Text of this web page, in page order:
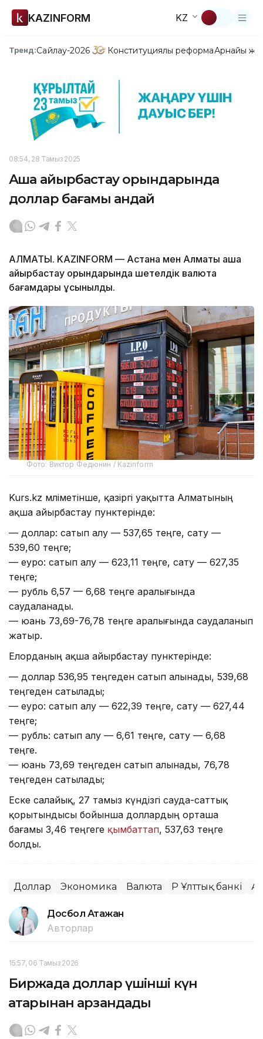
KAZINFORM KZ
Тренд:Сайлау-2026 Конституциялық реформаАрнайы
08:54, 28 Тамыз 2025
Ақша айырбастау орындарында
доллар бағамы қандай
АЛМАТЫ. KAZINFORM — Астана мен Алматы ақша
айырбастау орындарында шетелдік валюта
бағамдары ұсынылды.
Фото: Виктор Федюнин / Kazinform
Kurs.kz мәліметінше, қазіргі уақытта Алматының
ақша айырбастау пунктерінде:
— доллар: сатып алу — 537,65 теңге, сату —
539,60 теңге;
— еуро: сатып алу — 623,11 теңге, сату — 627,35
теңге;
— рубль 6,57 — 6,68 теңге аралығында
саудаланады.
— юань 73,69-76,78 теңге аралығында саудаланып
жатыр.
Елорданың ақша айырбастау пунктерінде:
— доллар 536,95 теңгеден сатып алынады, 539,68
теңгеден сатылады;
— еуро: сатып алу — 622,39 теңге, сату — 627,44
теңге;
— рубль: сатып алу — 6,61 теңге, сату — 6,68
теңге.
— юань 73,69 теңгеден сатып алынады, 76,78
теңгеден сатылады;
Еске салайық, 27 тамыз күндізгі сауда-саттық
қорытындысы бойынша доллардың орташа
бағамы 3,46 теңгеге қымбаттап, 537,63 теңге
болды.
Доллар Экономика Валюта ҚР Ұлттық банкі
Досбол Атажан
Авторлар
15:57, 06 Тамыз 2026
Биржада доллар үшінші күн
қатарынан арзандады